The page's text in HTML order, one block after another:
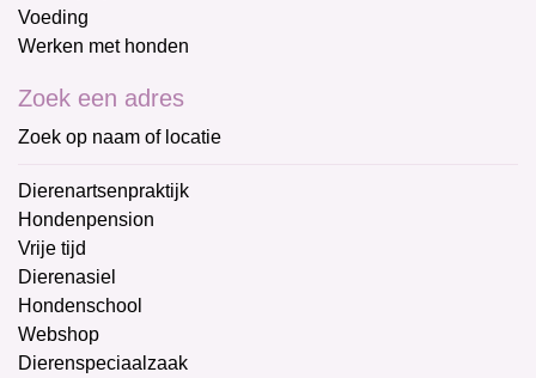
Voeding
Werken met honden
Zoek een adres
Zoek op naam of locatie
Dierenartsenpraktijk
Hondenpension
Vrije tijd
Dierenasiel
Hondenschool
Webshop
Dierenspeciaalzaak